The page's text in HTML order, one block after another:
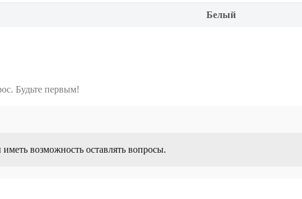
Белый
Будьте первым!
иметь возможность оставлять вопросы.